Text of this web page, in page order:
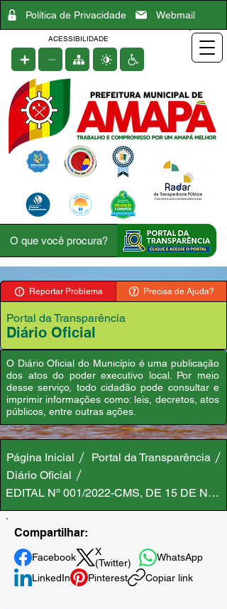
Política de Privacidade Webmail
ACESSIBILIDADE
Reportar Problema Precisa de Ajuda?
Portal da Transparência
Diário Oficial
O Diário Oficial do Município é uma publicação
dos atos do poder executivo local. Por meio
desse serviço, todo cidadão pode consultar e
imprimir informações como: leis, decretos, atos
públicos, entre outras ações.
Página Inicial
Portal da Transparência
Diário Oficial
EDITAL Nº 001/2022-CMS, DE 15 DE
Compartilhar:
Facebook
X
(Twitter)
WhatsApp
LinkedIn
Pinterest Copiar link